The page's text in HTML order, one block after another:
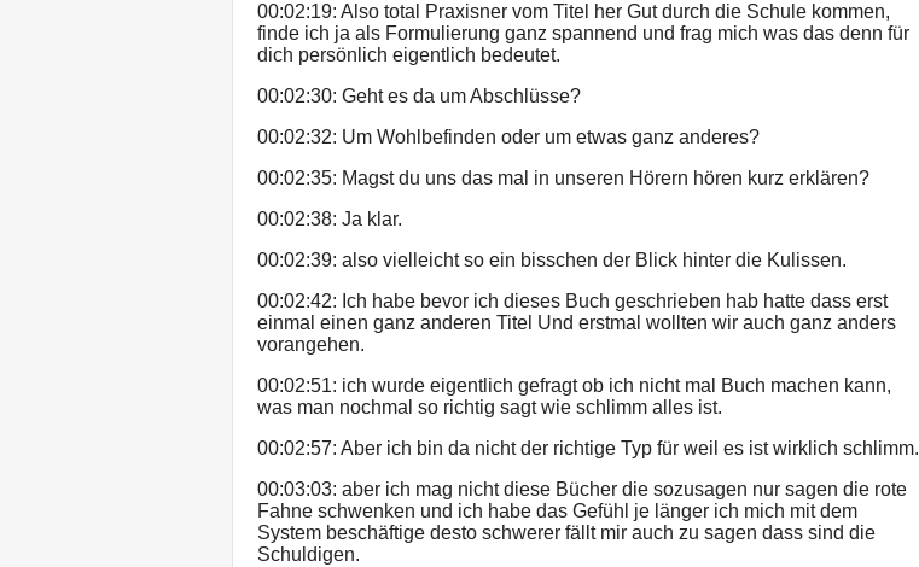
00:02:19: Also total Praxisner vom Titel her Gut durch die Schule kommen,
finde ich ja als Formulierung ganz spannend und frag mich was das denn für
dich persönlich eigentlich bedeutet.
00:02:30: Geht es da um Abschlüsse?
00:02:32: Um Wohlbefinden oder um etwas ganz anderes?
00:02:35: Magst du uns das mal in unseren Hörern hören kurz erklären?
00:02:38: Ja klar.
00:02:39: also vielleicht so ein bisschen der Blick hinter die Kulissen.
00:02:42: Ich habe bevor ich dieses Buch geschrieben hab hatte dass erst
einmal einen ganz anderen Titel Und erstmal wollten wir auch ganz anders
vorangehen.
00:02:51: ich wurde eigentlich gefragt ob ich nicht mal Buch machen kann,
was man nochmal so richtig sagt wie schlimm alles ist.
00:02:57: Aber ich bin da nicht der richtige Typ für weil es ist wirklich schlimm.
00:03:03: aber ich mag nicht diese Bücher die sozusagen nur sagen die rote
Fahne schwenken und ich habe das Gefühl je länger ich mich mit dem
System beschäftige desto schwerer fällt mir auch zu sagen dass sind die
Schuldigen.